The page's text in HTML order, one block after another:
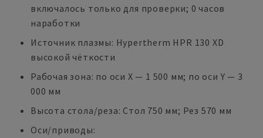
включалось только для проверки; 0 часов
наработки
Источник плазмы: Hypertherm HPR 130 XD
высокой чёткости
Рабочая зона: по оси X — 1 500 мм; по оси Y — 3
000 мм
Высота стола/реза: Стол 750 мм; Рез 570 мм
Оси/приводы: